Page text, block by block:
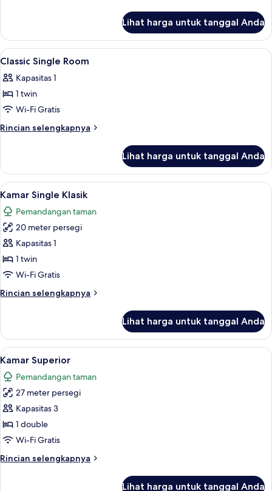
View
Superior
Double
Room,
View
Lihat harga untuk tanggal Anda
Lihat
semua
foto
untuk
Classic
Single
Minibar, brankas, meja kerja, dan
7
Classic Single Room
Kapasitas 1
1 twin
Wi-Fi Gratis
Rincian selengkapnya
Rincian
Classic
Single
Room
Lihat harga untuk tanggal Anda
Lihat
semua
foto
untuk
Kamar
Single
Klasik
Minibar, brankas, meja kerja, dan
7
Kamar Single Klasik
Pemandangan taman
20 meter persegi
Kapasitas 1
1 twin
Wi-Fi Gratis
Rincian selengkapnya
Rincian
Kamar
Single
Klasik
Lihat harga untuk tanggal Anda
Lihat
semua
foto
untuk
Kamar
Superior
Kamar Superior | Minibar, brankas,
12
Kamar Superior
Pemandangan taman
27 meter persegi
Kapasitas 3
1 double
Wi-Fi Gratis
Rincian selengkapnya
Rincian
Lihat harga untuk tanggal Anda